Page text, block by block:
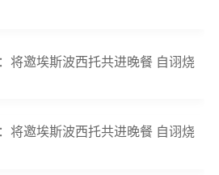
将邀埃斯波西托共进晚餐 自诩烧
将邀埃斯波西托共进晚餐 自诩烧